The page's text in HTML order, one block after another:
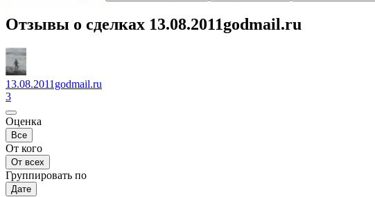
Отзывы о сделках 13.08.2011godmail.ru
13.08.2011godmail.ru
3
Оценка
Все
От кого
От всех
Группировать по
Дате